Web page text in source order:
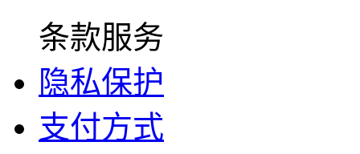
条款服务
隐私保护
支付方式